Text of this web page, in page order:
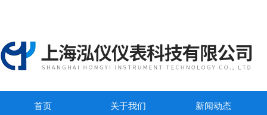
首页 关于我们 新闻动态